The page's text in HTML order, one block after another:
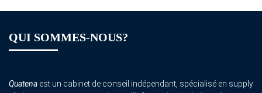
QUI SOMMES-NOUS?
Quatena est un cabinet de conseil indépendant, spécialisé en supply